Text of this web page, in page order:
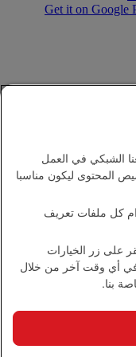
الحديثة
الشبكي في العمل
المحتوى ليكون مناسبا
كل ملفات تعريف
على زر الخيارات
في أي وقت آخر من خلال
بنا.